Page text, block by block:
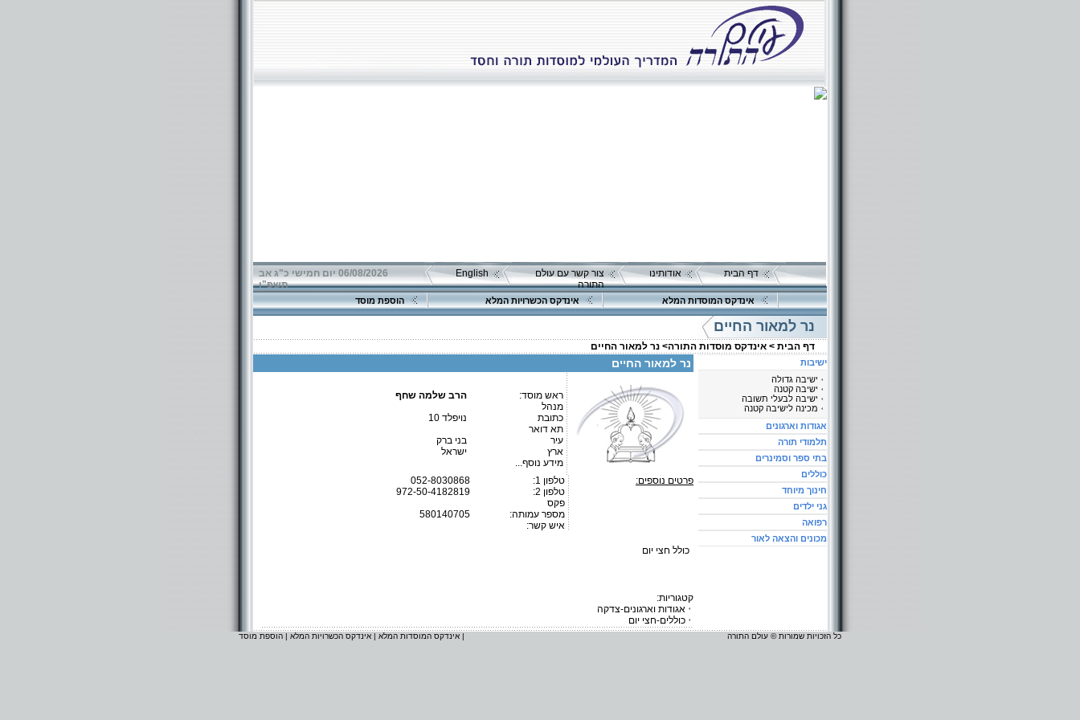
דף הבית אודותינו
צור קשר עם עולם
התורה
English
06/08/2026 יום חמישי כ"ג אב
תשפ"ו
אינדקס המוסדות המלא אינדקס הכשרויות המלא הוספת מוסד
נר למאור החיים
דף הבית > אינדקס מוסדות התורה> נר למאור החיים
נר למאור החיים
ראש מוסד:
הרב שלמה שחף
מנהל
כתובת
נויפלד 10
תא דואר
עיר
בני ברק
ארץ
ישראל
מידע נוסף...
פרטים נוספים:
טלפון 1:
טלפון 2:
פקס
מספר עמותה:
איש קשר:
052-8030868
972-50-4182819
580140705
כולל חצי יום
קטגוריות:
אגודות וארגונים-צדקה
כוללים-חצי יום
ישיבות
ישיבה גדולה
ישיבה קטנה
ישיבה לבעלי תשובה
מכינה לישיבה קטנה
אגודות וארגונים
תלמודי תורה
בתי ספר וסמינרים
כוללים
חינוך מיוחד
גני ילדים
רפואה
מכונים והצאה לאור
כל הזכויות שמורות © עולם התורה אינדקס המוסדות המלא | אינדקס הכשרויות המלא | הוספת מוסד |